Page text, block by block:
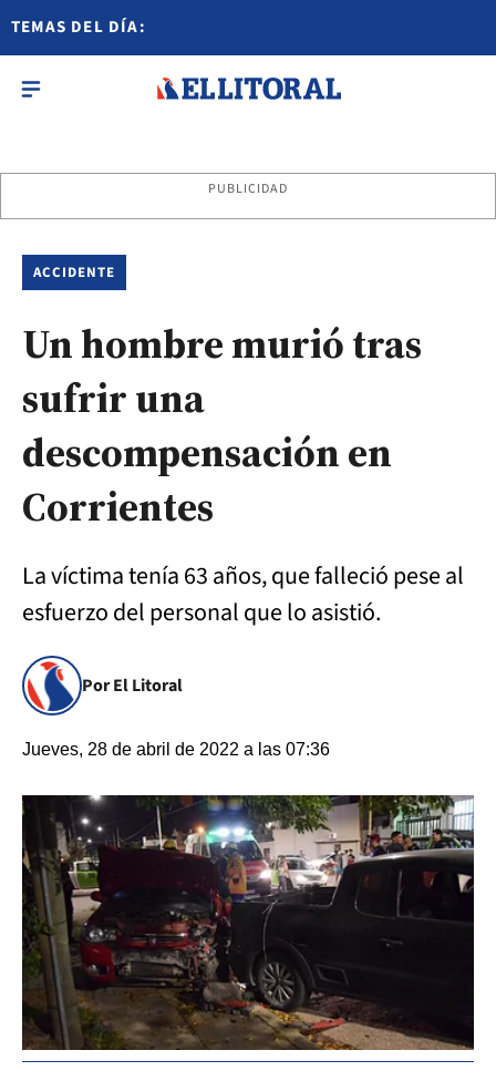
TEMAS DEL DÍA:
PUBLICIDAD
ACCIDENTE
Un hombre murió tras
sufrir una
descompensación en
Corrientes
La víctima tenía 63 años, que falleció pese al
esfuerzo del personal que lo asistió.
Por El Litoral
Jueves, 28 de abril de 2022 a las 07:36